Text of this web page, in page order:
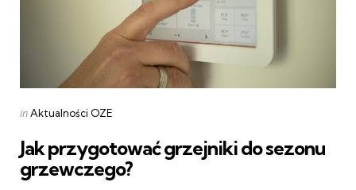
Categories
Posted
inAktualności OZE
Jak przygotować grzejniki do sezonu
grzewczego?